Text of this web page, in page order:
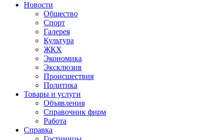
Новости
Общество
Спорт
Галерея
Культура
ЖКХ
Экономика
Эксклюзив
Проиcшествия
Политика
Товары и услуги
Объявления
Справочник фирм
Работа
Справка